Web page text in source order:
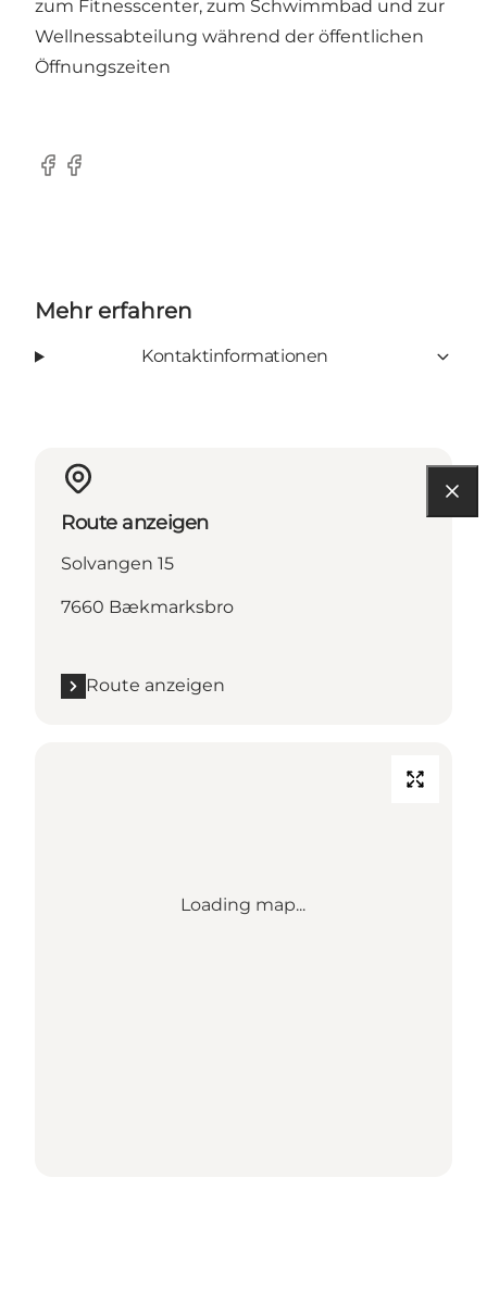
zum Fitnesscenter, zum Schwimmbad und zur
Wellnessabteilung während der öffentlichen
Öffnungszeiten
Facebook
Facebook
Mehr erfahren
Kontaktinformationen
Route anzeigen
Solvangen 15
7660 Bækmarksbro
Route anzeigen
Loading map...